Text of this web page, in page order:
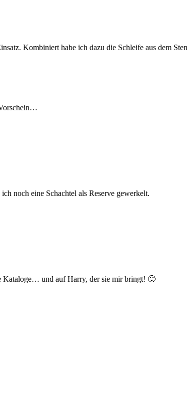
Kombiniert habe ich dazu die Schleife aus dem
noch eine Schachtel als Reserve gewerkelt.
Kataloge… und auf Harry, der sie mir bringt! 🙂